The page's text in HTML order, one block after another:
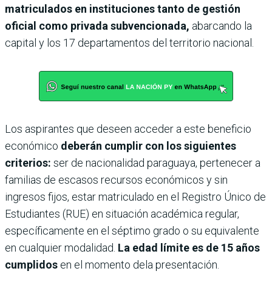
matriculados en instituciones tanto de gestión
oficial como privada subvencionada, abarcando la
capital y los 17 departamentos del territorio nacional.
Los aspirantes que deseen acceder a este beneficio
económico deberán cumplir con los siguientes
criterios: ser de nacionalidad paraguaya, pertenecer a
familias de escasos recursos económicos y sin
ingresos fijos, estar matriculado en el Registro Único de
Estudiantes (RUE) en situación académica regular,
específicamente en el séptimo grado o su equivalente
en cualquier modalidad. La edad límite es de 15 años
cumplidos en el momento dela presentación.